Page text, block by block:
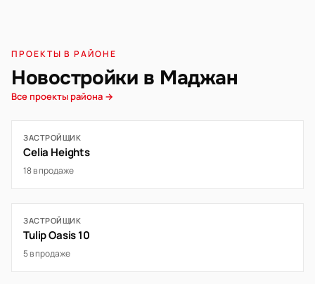
ПРОЕКТЫ В РАЙОНЕ
Новостройки в Маджан
Все проекты района →
ЗАСТРОЙЩИК
Celia Heights
18 в продаже
ЗАСТРОЙЩИК
Tulip Oasis 10
5 в продаже